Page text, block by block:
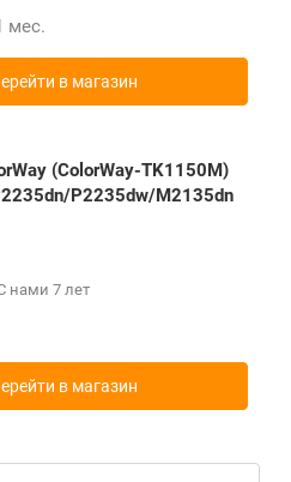
мес.
в магазин
(ColorWay-TK1150M)
P2235dw/M2135dn
нами 7 лет
в магазин